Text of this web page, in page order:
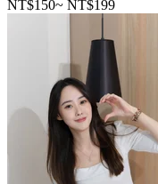
NT$150~ NT$199